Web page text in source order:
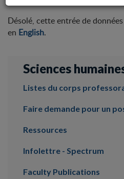
Désolé, cette entrée de
en English.
Sciences
Listes du corps
Faire demande pour un
Ressources
Infolettre - Spectrum
Faculty Publications